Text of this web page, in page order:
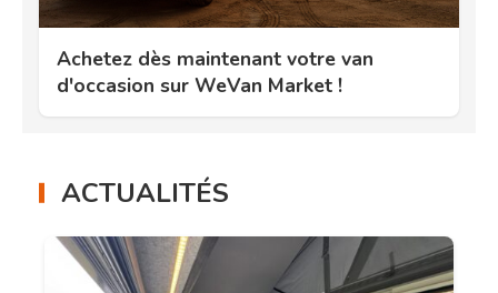
Achetez dès maintenant votre van
d'occasion sur WeVan Market !
ACTUALITÉS